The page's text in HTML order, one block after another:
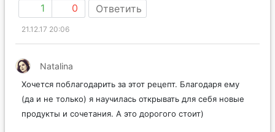
1 0 Ответить
21.12.17 20:06
Natalina
Хочется поблагодарить за этот рецепт. Благодаря ему
(да и не только) я научилась открывать для себя новые
продукты и сочетания. А это дорогого стоит)